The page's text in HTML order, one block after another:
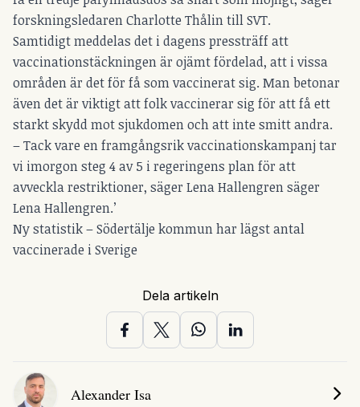
forskningsledaren Charlotte Thålin tillSVT.
Samtidigt meddelas det i dagens pressträff att
vaccinationstäckningen är ojämt fördelad, att i vissa
områden är det för få som vaccinerat sig. Man betonar
även det är viktigt att folk vaccinerar sig för att få ett
starkt skydd mot sjukdomen och att inte smitt andra.
– Tack vare en framgångsrik vaccinationskampanj tar
vi imorgon steg 4 av 5 i regeringens plan för att
avveckla restriktioner, säger Lena Hallengren säger
Lena Hallengren.’
Ny statistik – Södertälje kommun har lägst antal
vaccinerade i Sverige
Dela artikeln
Alexander Isa